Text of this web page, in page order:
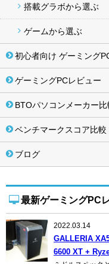
搭載グラボから選ぶ
ゲームから選ぶ
初心者向け ゲーミング
ゲーミングPCレビュー
BTOパソコンメーカー比
ベンチマークスコア比較
ブログ
最新ゲーミングPC
2022.03.14
GALLERIA
6600 XT +